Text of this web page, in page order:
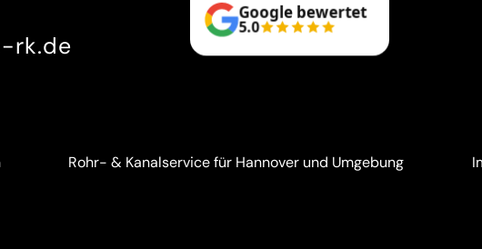
Google bewertet
5.0
rk.de
Rohr- & Kanalservice für Hannover und Umgebung